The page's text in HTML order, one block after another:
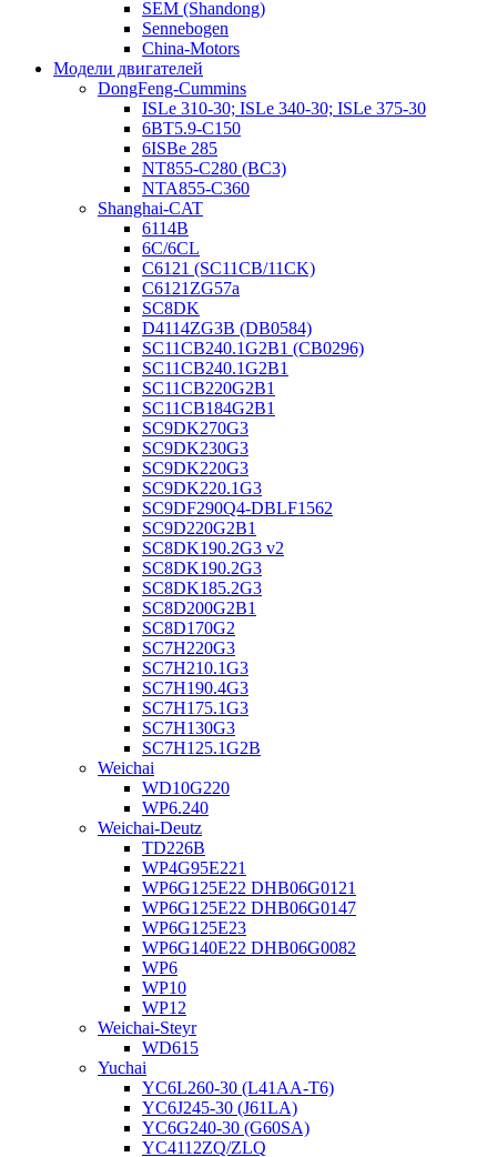
SEM (Shandong)
Sennebogen
China-Motors
Модели двигателей
DongFeng-Cummins
ISLe 310-30; ISLe 340-30; ISLe 375-30
6BT5.9-C150
6ISBe 285
NT855-C280 (BC3)
NTA855-C360
Shanghai-CAT
6114B
6C/6CL
C6121 (SC11CB/11CK)
C6121ZG57a
SC8DK
D4114ZG3B (DB0584)
SC11CB240.1G2B1 (CB0296)
SC11CB240.1G2B1
SC11CB220G2B1
SC11CB184G2B1
SC9DK270G3
SC9DK230G3
SC9DK220G3
SC9DK220.1G3
SC9DF290Q4-DBLF1562
SC9D220G2B1
SC8DK190.2G3 v2
SC8DK190.2G3
SC8DK185.2G3
SC8D200G2B1
SC8D170G2
SC7H220G3
SC7H210.1G3
SC7H190.4G3
SC7H175.1G3
SC7H130G3
SC7H125.1G2B
Weichai
WD10G220
WP6.240
Weichai-Deutz
TD226B
WP4G95E221
WP6G125E22 DHB06G0121
WP6G125E22 DHB06G0147
WP6G125E23
WP6G140E22 DHB06G0082
WP6
WP10
WP12
Weichai-Steyr
WD615
Yuchai
YC6L260-30 (L41AA-T6)
YC6J245-30 (J61LA)
YC6G240-30 (G60SA)
YC4112ZQ/ZLQ